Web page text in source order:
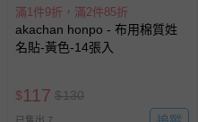
滿1件9折，滿2件85折
akachan honpo - 布用棉質姓
名貼-黃色-14張入
$117 $130